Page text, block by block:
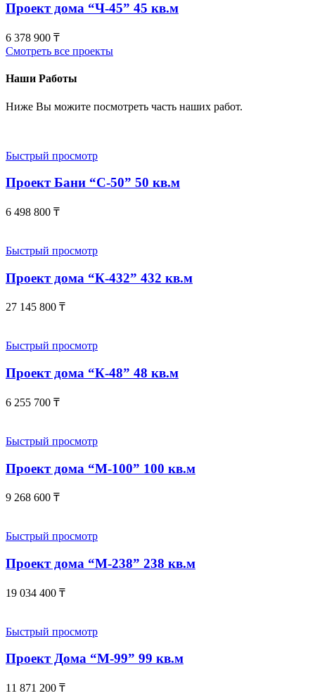
Проект дома “Ч-45” 45 кв.м
6 378 900 ₸
Смотреть все проекты
Наши Работы
Ниже Вы можите посмотреть часть наших работ.
Быстрый просмотр
Проект Бани “С-50” 50 кв.м
6 498 800 ₸
Быстрый просмотр
Проект дома “К-432” 432 кв.м
27 145 800 ₸
Быстрый просмотр
Проект дома “К-48” 48 кв.м
6 255 700 ₸
Быстрый просмотр
Проект дома “М-100” 100 кв.м
9 268 600 ₸
Быстрый просмотр
Проект дома “М-238” 238 кв.м
19 034 400 ₸
Быстрый просмотр
Проект Дома “М-99” 99 кв.м
11 871 200 ₸